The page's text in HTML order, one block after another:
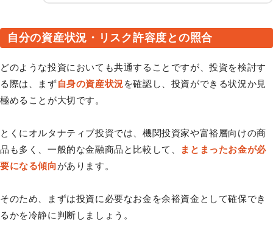
自分の資産状況・リスク許容度との照合
どのような投資においても共通することですが、投資を検討す
る際は、まず自身の資産状況を確認し、投資ができる状況か見
極めることが大切です。
とくにオルタナティブ投資では、機関投資家や富裕層向けの商
品も多く、一般的な金融商品と比較して、
まとまったお金が必
要になる傾向があります。
そのため、まずは投資に必要なお金を余裕資金として確保でき
るかを冷静に判断しましょう。